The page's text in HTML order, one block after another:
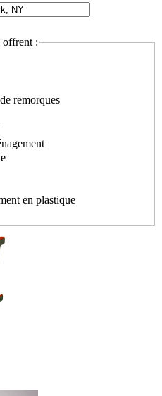
offrent :
remorques
en plastique